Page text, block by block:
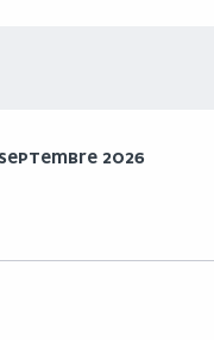
AU30 SEPTEMBRE 2026
2026